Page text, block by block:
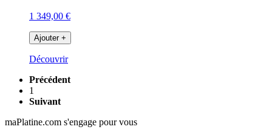
1 349,00 €
Ajouter +
Découvrir
Précédent
1
Suivant
maPlatine.com s'engage pour vous